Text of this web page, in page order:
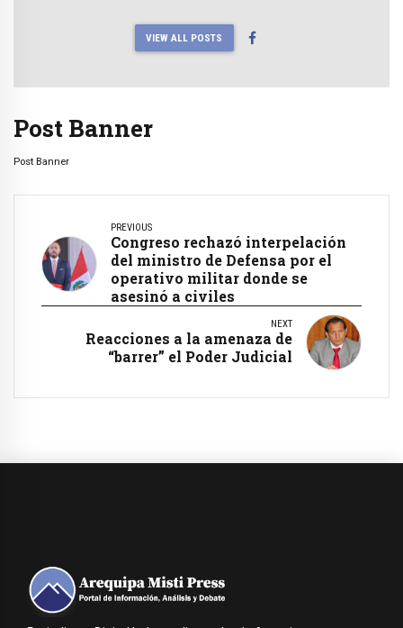
VIEW ALL POSTS
Post Banner
Post Banner
PREVIOUS
Congreso rechazó interpelación
del ministro de Defensa por el
operativo militar donde se
asesinó a civiles
NEXT
Reacciones a la amenaza de
“barrer” el Poder Judicial